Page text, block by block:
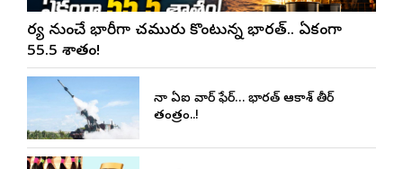
రష్యా నుంచే భారీగా చమురు కొంటున్న భారత్.. ఏకంగా
55.5 శాతం!
చైనా ఏఐ వార్ ఫేర్… భారత్ ఆకాశ్ తీర్
తంత్రం..!